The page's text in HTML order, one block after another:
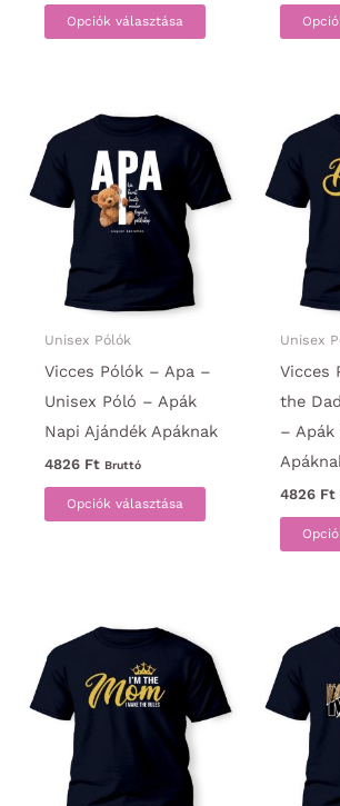
Opciók választása
Ennek
a
variációja
van.
A
termékoldalon
választhatók
Unisex Pólók
Vicces Pólók – Apa –
Unisex Póló – Apák
Napi Ajándék Apáknak
4826 Ft Bruttó
Opciók választása
Ennek
a
terméknek
van.
változatok
termékoldalon
választhatók
Unisex
Vicces
the
– Apák
4826 Ft